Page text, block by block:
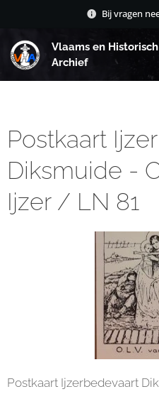
Bij vragen
Vlaams en Historisch
Archief
Postkaart
Diksmuide -
Ijzer / LN 81
Postkaart Ijzerbedevaart